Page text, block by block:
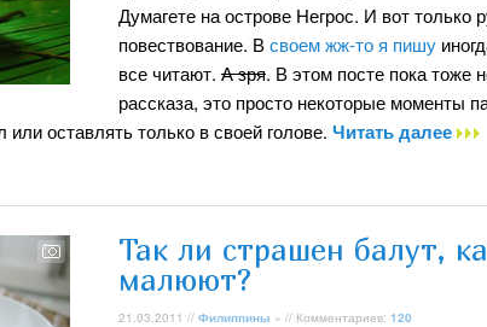
Думагете на острове Негрос. И вот только
повествование. Всвоем жж-то я пишу
все читают. А зря. В этом посте пока тоже
рассказа, это просто некоторые моменты
оставлять только в своей голове. Читать далее
Так ли страшен балут,
малюют?
21.03.2011 // Филиппины » // Комментариев: 120